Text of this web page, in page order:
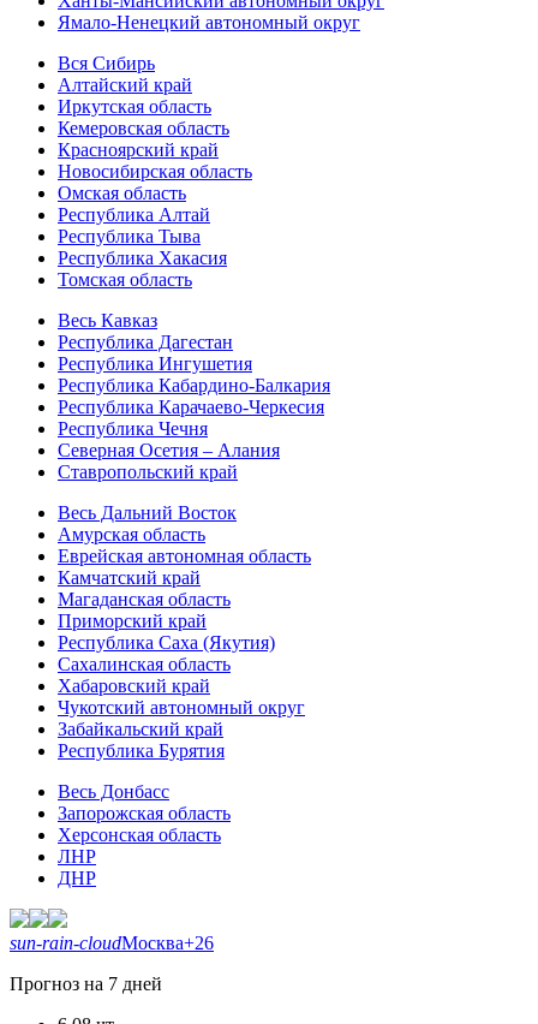
Ямало-Ненецкий автономный округ
Вся Сибирь
Алтайский край
Иркутская область
Кемеровская область
Красноярский край
Новосибирская область
Омская область
Республика Алтай
Республика Тыва
Республика Хакасия
Томская область
Весь Кавказ
Республика Дагестан
Республика Ингушетия
Республика Кабардино-Балкария
Республика Карачаево-Черкесия
Республика Чечня
Северная Осетия – Алания
Ставропольский край
Весь Дальний Восток
Амурская область
Еврейская автономная область
Камчатский край
Магаданская область
Приморский край
Республика Саха (Якутия)
Сахалинская область
Хабаровский край
Чукотский автономный округ
Забайкальский край
Республика Бурятия
Весь Донбасс
Запорожская область
Херсонская область
ЛНР
ДНР
sun-rain-cloudМосква+26
Прогноз на 7 дней